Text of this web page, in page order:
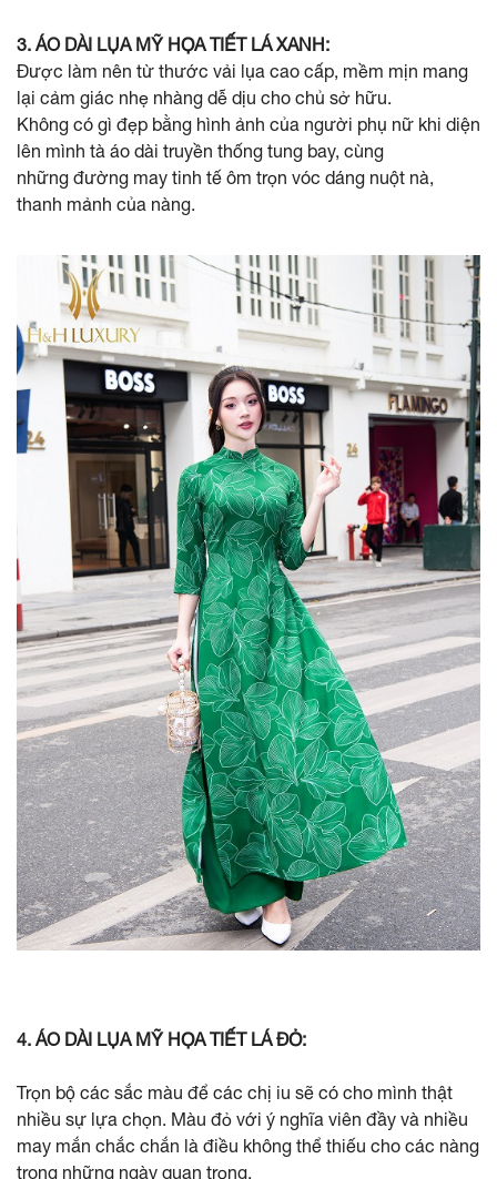
3. ÁO DÀI LỤA MỸ HỌA TIẾT LÁ XANH:
Được làm nên từ thước vải lụa cao cấp, mềm mịn mang
lại cảm giác nhẹ nhàng dễ dịu cho chủ sở hữu.
Không có gì đẹp bằng hình ảnh của người phụ nữ khi diện
lên mình tà áo dài truyền thống tung bay, cùng
những đường may tinh tế ôm trọn vóc dáng nuột nà,
thanh mảnh của nàng.
4. ÁO DÀI LỤA MỸ HỌA TIẾT LÁ ĐỎ:
Trọn bộ các sắc màu để các chị iu sẽ có cho mình thật
nhiều sự lựa chọn. Màu đỏ với ý nghĩa viên đầy và nhiều
may mắn chắc chắn là điều không thể thiếu cho các nàng
trong những ngày quan trọng.